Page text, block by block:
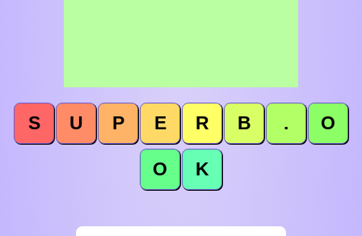
S U P E R B . O
O K